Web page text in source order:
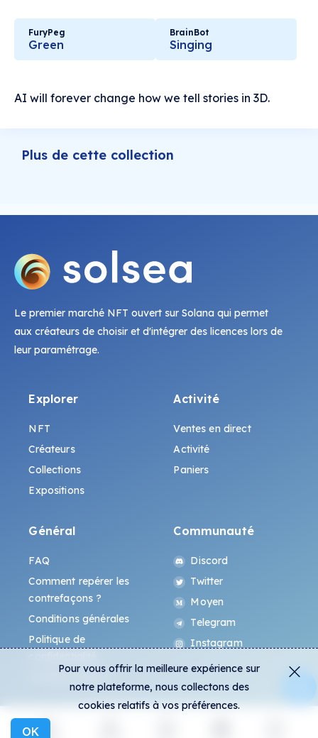
FuryPeg
Green
BrainBot
Singing
AI will forever change how we tell stories in 3D.
Plus de cette collection
Le premier marché NFT ouvert sur Solana qui permet
aux créateurs de choisir et d'intégrer des licences lors de
leur paramétrage.
Explorer
NFT
Créateurs
Collections
Expositions
Activité
Ventes en direct
Activité
Paniers
Général
FAQ
Comment repérer les
contrefaçons ?
Conditions générales
Politique de
Communauté
Discord
Twitter
Moyen
Telegram
Instagram
Pour vous offrir la meilleure expérience sur
notre plateforme, nous collectons des
cookies relatifs à vos préférences.
OK